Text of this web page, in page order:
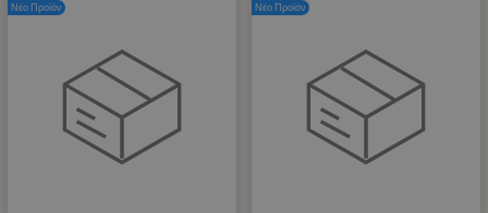
Νέο Προϊόν Νέο Προϊόν